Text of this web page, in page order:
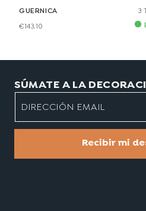
GUERNICA
€143.10
3
SÚMATE A LA
DIRECCIÓN EMAIL
Recibir mi